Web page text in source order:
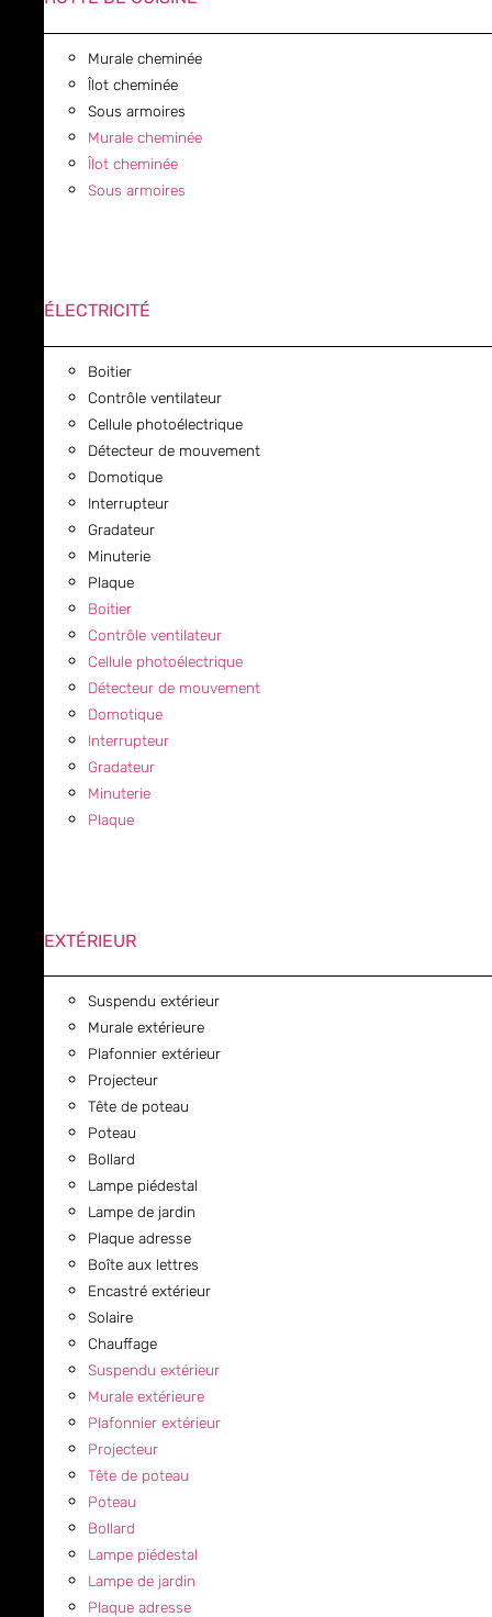
Murale cheminée
Îlot cheminée
Sous armoires
Murale cheminée
Îlot cheminée
Sous armoires
ÉLECTRICITÉ
Boitier
Contrôle ventilateur
Cellule photoélectrique
Détecteur de mouvement
Domotique
Interrupteur
Gradateur
Minuterie
Plaque
Boitier
Contrôle ventilateur
Cellule photoélectrique
Détecteur de mouvement
Domotique
Interrupteur
Gradateur
Minuterie
Plaque
EXTÉRIEUR
Suspendu extérieur
Murale extérieure
Plafonnier extérieur
Projecteur
Tête de poteau
Poteau
Bollard
Lampe piédestal
Lampe de jardin
Plaque adresse
Boîte aux lettres
Encastré extérieur
Solaire
Chauffage
Suspendu extérieur
Murale extérieure
Plafonnier extérieur
Projecteur
Tête de poteau
Poteau
Bollard
Lampe piédestal
Lampe de jardin
Plaque adresse